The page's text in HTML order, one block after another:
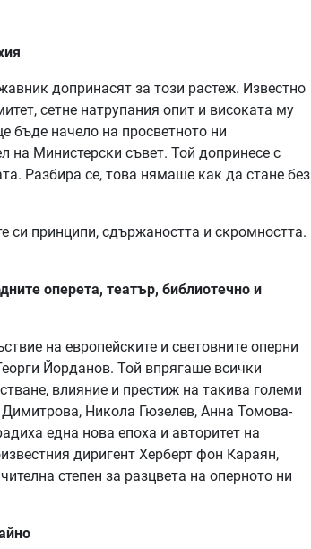
допринасят за този растеж. Известно
сетне натрупания опит и високата му
бъде начело на просветното ни
на Министерски съвет. Той допринесе с
Разбира се, това нямаше как да стане без
си принципи, сдържаността и скромността.
оперета, театър, библиотечно и
на европейските и световните оперни
Йорданов. Той впрягаше всички
влияние и престиж на такива големи
Никола Гюзелев, Анна Томова-
една нова епоха и авторитет на
диригент Херберт фон Караян,
степен за разцвета на оперното ни